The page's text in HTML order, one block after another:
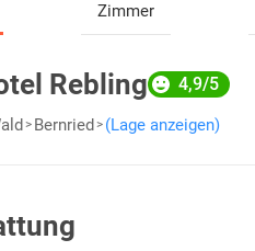
Zimmer
Rebling 4,9/5
Bernried (Lage anzeigen)